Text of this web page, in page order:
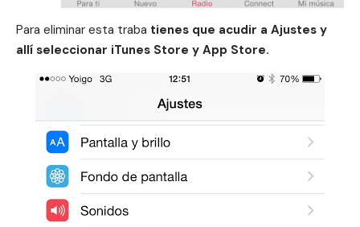
Para eliminar esta traba tienes que acudir a Ajustes y
allí seleccionar iTunes Store y App Store.